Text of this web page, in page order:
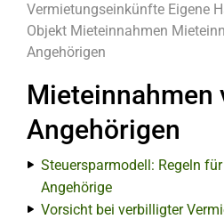
Vermietungseinkünfte Eigene
Objekt Mieteinnahmen
Angehörigen
Mieteinnahmen
Angehörigen
Steuersparmodell: Regeln
Angehörige
Vorsicht bei verbilligter